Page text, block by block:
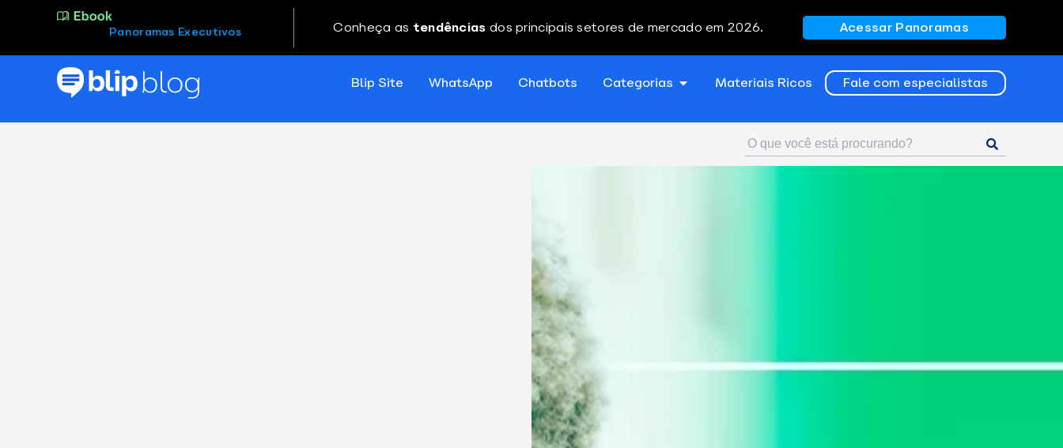
Panoramas Executivos Conheça as tendências dos principais setores de mercado em 2026. Acessar Panoramas
Blip Site WhatsApp Chatbots Categorias Materiais Ricos Fale com especialistas